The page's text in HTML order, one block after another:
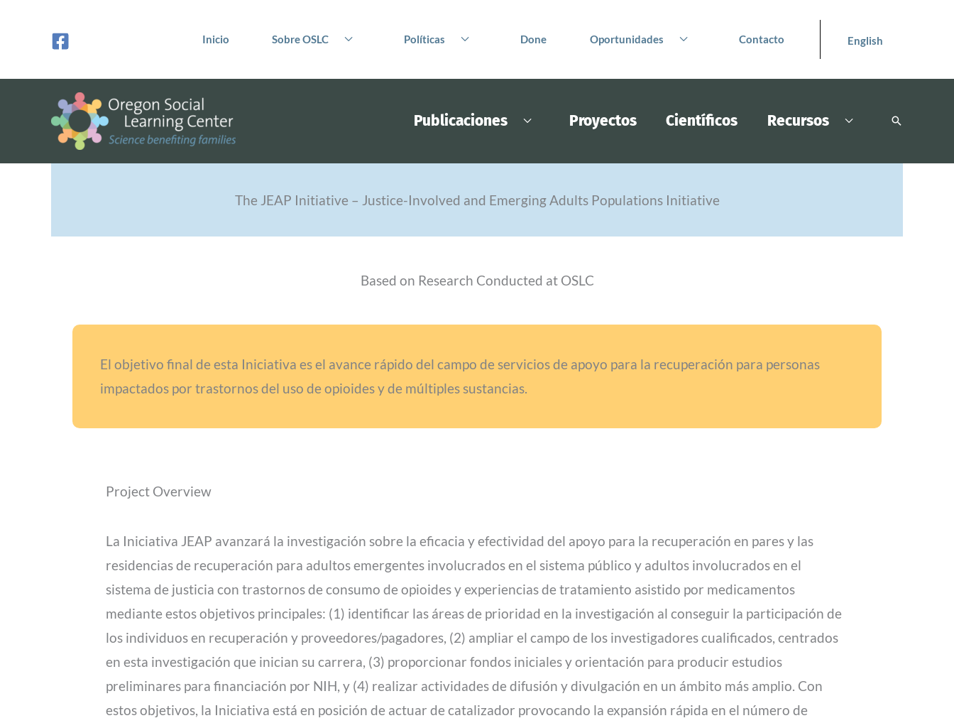
contenido
Inicio Sobre OSLC Políticas Done Oportunidades Contacto English
Publicaciones Proyectos Científicos Recursos Buscar
The JEAP Initiative – Justice-Involved and Emerging Adults Populations Initiative
Based on Research Conducted at OSLC
El objetivo final de esta Iniciativa es el avance rápido del campo de servicios de apoyo para la recuperación para personas
impactados por trastornos del uso de opioides y de múltiples sustancias.
Project Overview
La Iniciativa JEAP avanzará la investigación sobre la eficacia y efectividad del apoyo para la recuperación en pares y las
residencias de recuperación para adultos emergentes involucrados en el sistema público y adultos involucrados en el
sistema de justicia con trastornos de consumo de opioides y experiencias de tratamiento asistido por medicamentos
mediante estos objetivos principales: (1) identificar las áreas de prioridad en la investigación al conseguir la participación de
los individuos en recuperación y proveedores/pagadores, (2) ampliar el campo de los investigadores cualificados, centrados
en esta investigación que inician su carrera, (3) proporcionar fondos iniciales y orientación para producir estudios
preliminares para financiación por NIH, y (4) realizar actividades de difusión y divulgación en un ámbito más amplio. Con
estos objetivos, la Iniciativa está en posición de actuar de catalizador provocando la expansión rápida en el número de